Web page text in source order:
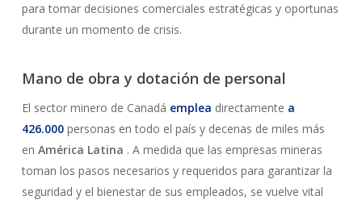
para tomar decisiones comerciales estratégicas y oportunas
durante un momento de crisis.
Mano de obra y dotación de personal
El sector minero de Canadá emplea directamente a
426.000personas en todo el país y decenas de miles más
en América Latina . A medida que las empresas mineras
toman los pasos necesarios y requeridos para garantizar la
seguridad y el bienestar de sus empleados, se vuelve vital